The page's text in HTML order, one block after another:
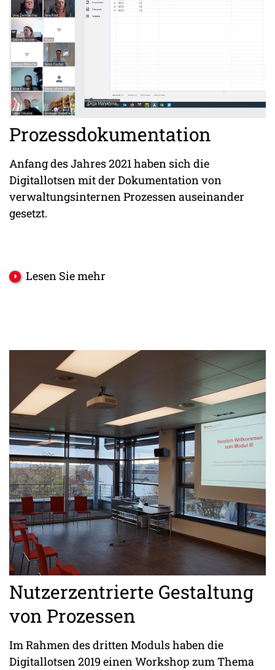
Prozessdokumentation
Anfang des Jahres 2021 haben sich die
Digitallotsen mit der Dokumentation von
verwaltungsinternen Prozessen auseinander
gesetzt.
Lesen Sie mehr
Nutzerzentrierte Gestaltung
von Prozessen
Im Rahmen des dritten Moduls haben die
Digitallotsen 2019 einen Workshop zum Thema